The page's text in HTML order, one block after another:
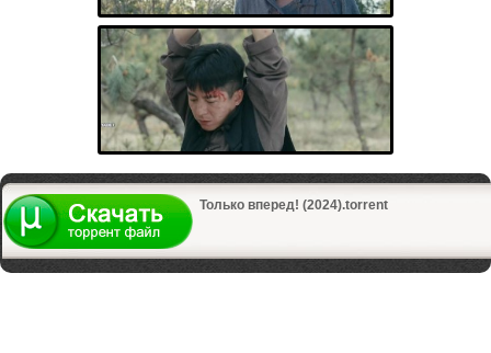
Только вперед! (2024).torrent